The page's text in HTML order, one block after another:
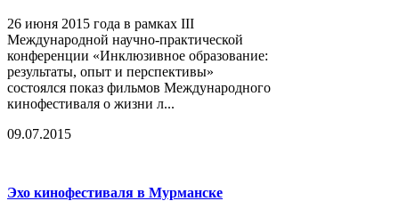
26 июня 2015 года в рамках III
Международной научно-практической
конференции «Инклюзивное образование:
результаты, опыт и перспективы»
состоялся показ фильмов Международного
кинофестиваля о жизни л...
09.07.2015
Эхо кинофестиваля в Мурманске